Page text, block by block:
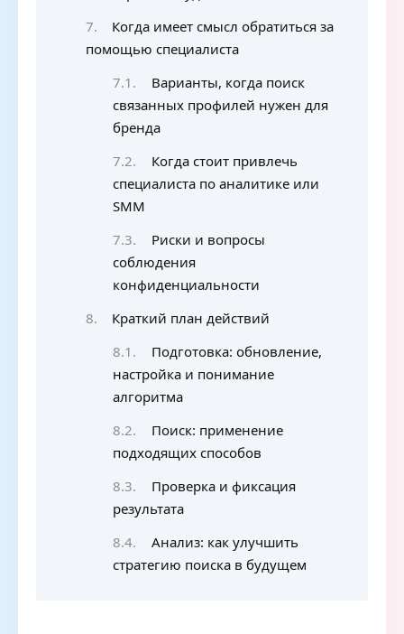
Когда имеет смысл обратиться за
помощью специалиста
Варианты, когда поиск
связанных профилей нужен для
бренда
Когда стоит привлечь
специалиста по аналитике или
SMM
Риски и вопросы
соблюдения
конфиденциальности
Краткий план действий
Подготовка: обновление,
настройка и понимание
алгоритма
Поиск: применение
подходящих способов
Проверка и фиксация
результата
Анализ: как улучшить
стратегию поиска в будущем